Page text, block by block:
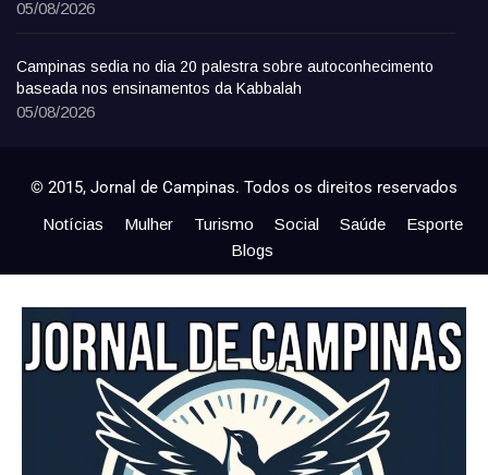
05/08/2026
Campinas sedia no dia 20 palestra sobre autoconhecimento
baseada nos ensinamentos da Kabbalah
05/08/2026
© 2015, Jornal de Campinas. Todos os direitos reservados
Notícias Mulher Turismo Social Saúde
Esporte
Blogs